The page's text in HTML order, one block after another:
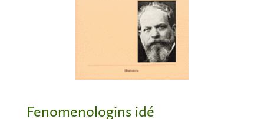
Fenomenologins idé